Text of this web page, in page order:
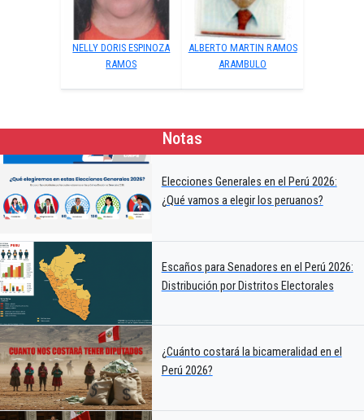
NELLY DORIS ESPINOZA
RAMOS
ALBERTO MARTIN RAMOS
ARAMBULO
Notas
Elecciones Generales en el Perú 2026:
¿Qué vamos a elegir los peruanos?
Escaños para Senadores en el Perú 2026:
Distribución por Distritos Electorales
¿Cuánto costará la bicameralidad en el
Perú 2026?